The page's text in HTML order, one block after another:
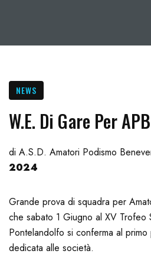
NEWS
W.E. Di Gare Per APB
di A.S.D. Amatori Podismo
2024
Grande prova di squadra per
che sabato 1 Giugno al XV Trofeo
Pontelandolfo si conferma al
dedicata alle società.